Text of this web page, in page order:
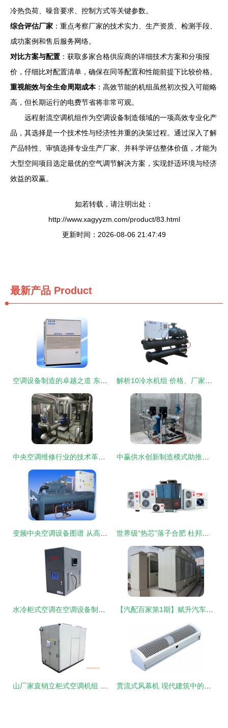
冷热负荷、噪音要求、控制方式等关键参数。
综合评估厂家 ：重点考察厂家的技术实力、生产资质、检测手段、
成功案例和售后服务网络。
对比方案与配置 ：获取多家合格供应商的详细技术方案和分项报
价，仔细比对配置清单，确保在同等配置和性能前提下比较价格。
重视能效与全生命周期成本：高效节能的机组虽然初次投入可能略
高，但长期运行的电费节省将非常可观。
远程射流空调机组作为空调设备制造领域的一项高效专业化产
品，其选择是一个技术性与经济性并重的决策过程。通过深入了解
产品特性、审慎选择专业生产厂家、并科学评估整体价值，才能为
大型空间项目选定最优的空气调节解决方案，实现舒适环境与经济
效益的双赢。
如若转载，请注明出处：
http://www.xagyyzm.com/product/83.html
更新时间：2026-08-06 21:47:49
最新产品 Product